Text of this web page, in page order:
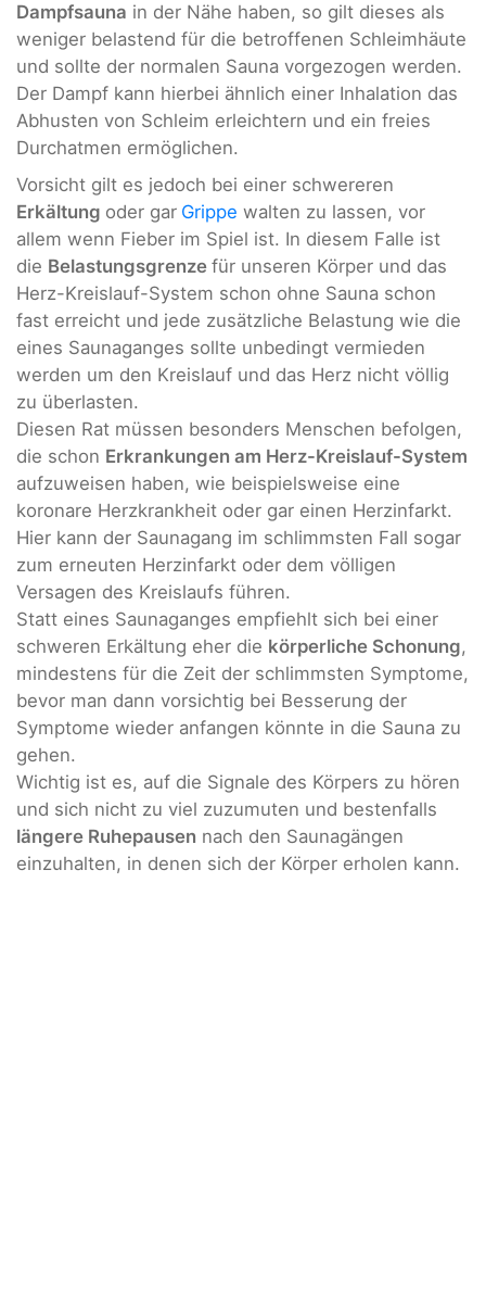
Dampfsauna in der Nähe haben, so gilt dieses als
weniger belastend für die betroffenen Schleimhäute
und sollte der normalen Sauna vorgezogen werden.
Der Dampf kann hierbei ähnlich einer Inhalation das
Abhusten von Schleim erleichtern und ein freies
Durchatmen ermöglichen.
Vorsicht gilt es jedoch bei einer schwereren
Erkältung oder gar Grippe walten zu lassen, vor
allem wenn Fieber im Spiel ist. In diesem Falle ist
die Belastungsgrenze für unseren Körper und das
Herz-Kreislauf-System schon ohne Sauna schon
fast erreicht und jede zusätzliche Belastung wie die
eines Saunaganges sollte unbedingt vermieden
werden um den Kreislauf und das Herz nicht völlig
zu überlasten.
Diesen Rat müssen besonders Menschen befolgen,
die schon Erkrankungen am Herz-Kreislauf-System
aufzuweisen haben, wie beispielsweise eine
koronare Herzkrankheit oder gar einen Herzinfarkt.
Hier kann der Saunagang im schlimmsten Fall sogar
zum erneuten Herzinfarkt oder dem völligen
Versagen des Kreislaufs führen.
Statt eines Saunaganges empfiehlt sich bei einer
schweren Erkältung eher die körperliche Schonung,
mindestens für die Zeit der schlimmsten Symptome,
bevor man dann vorsichtig bei Besserung der
Symptome wieder anfangen könnte in die Sauna zu
gehen.
Wichtig ist es, auf die Signale des Körpers zu hören
und sich nicht zu viel zuzumuten und bestenfalls
längere Ruhepausen nach den Saunagängen
einzuhalten, in denen sich der Körper erholen kann.